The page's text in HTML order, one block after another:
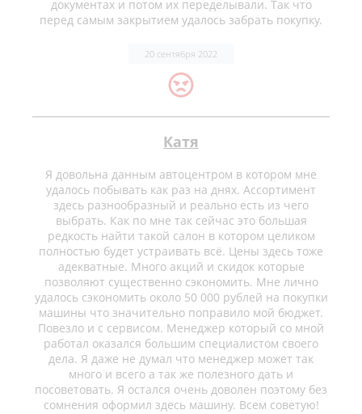
документах и потом их переделывали. Так что
перед самым закрытием удалось забрать покупку.
20 сентября 2022
Катя
Я довольна данным автоцентром в котором мне
удалось побывать как раз на днях. Ассортимент
здесь разнообразный и реально есть из чего
выбрать. Как по мне так сейчас это большая
редкость найти такой салон в котором целиком
полностью будет устраивать всё. Цены здесь тоже
адекватные. Много акций и скидок которые
позволяют существенно сэкономить. Мне лично
удалось сэкономить около 50 000 рублей на покупки
машины что значительно поправило мой бюджет.
Повезло и с сервисом. Менеджер который со мной
работал оказался большим специалистом своего
дела. Я даже не думал что менеджер может так
много и всего а так же полезного дать и
посоветовать. Я остался очень доволен поэтому без
сомнения оформил здесь машину. Всем советую!